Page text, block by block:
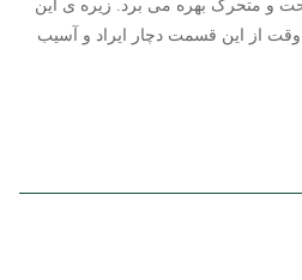
و متحرک بهره می برد. زیره ی این
از این قسمت دچار ایراد و آسیب